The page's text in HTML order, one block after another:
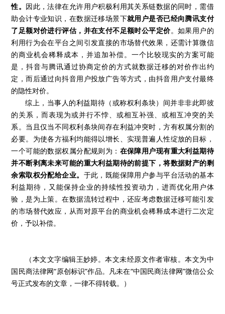
性。 因此，法律在允许用户积极利用其关系链数据的同时，需借
助会计专业知识，在数据迁移场景下就用户是否已经向腾讯支付
了足额对价进行评估，并在支付不足额时公平定价。如果用户的
利用行为会在平台之间引发直接的市场替代效果，还需计算微信
的商业机会稀释成本，并追加补偿。一个比较现实的方案可能
是，抖音与腾讯通过协商定价的方式就数据迁移的对价作出约
定，而后通过向抖音用户投放广告等方式，由抖音用户支付最终
的隐性对价。
综上，当事人的利益期待（或称权利条块）间并非非此即彼
的关系，而表现为或并行不悖、或相互补强、或相互冲突的关
系。当且仅当不同权利条块间存在利益冲突时，方有权属分割的
必要。为使各方福利均能得以增长、实现普遍人性绽放的目标，
一个可能的数据权属分配规则为： 在保障用户现有重大利益期待
并不断剥离未来可能的重大利益期待的前提下，将数据财产的剩
余索取权分配给企业。 于此，既能保障用户参与平台活动的基本
利益期待，又能保持企业的持续性投资动力，进而优化用户体
验，是为上策。在数据流转过程中，还应考虑数据迁移可能引发
的市场替代效应，从而对原平台的商业机会稀释成本进行二次定
价，予以补偿。
（本文文字编辑王妙婷。本文未经原文作者审核。本文为中
国民商法律网“原创标识”作品。凡未在“中国民商法律网”微信公众
号正式发布的文章，一律不得转载。）